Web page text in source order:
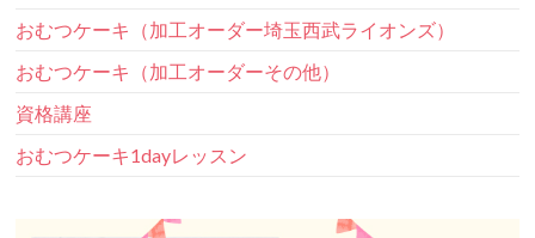
おむつケーキ（加工オーダー埼玉西武ライオンズ）
おむつケーキ（加工オーダーその他）
資格講座
おむつケーキ1dayレッスン